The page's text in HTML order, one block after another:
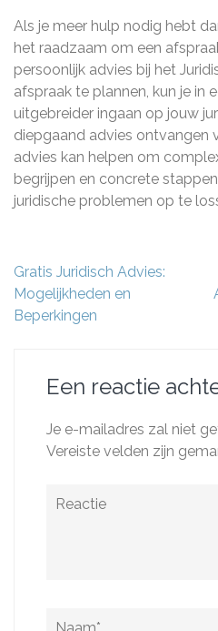
Als je meer hulp nodig hebt
het raadzaam om een
persoonlijk advies bij het
afspraak te plannen, kun je in
uitgebreider ingaan op jouw
diepgaand advies ontvangen
advies kan helpen om
begrijpen en concrete
juridische problemen op te
Berichtnavigatie
Gratis Juridisch Advies:
Mogelijkheden en
Beperkingen
Een reactie
Je e-mailadres zal niet
Vereiste velden zijn
Reactie
Naam